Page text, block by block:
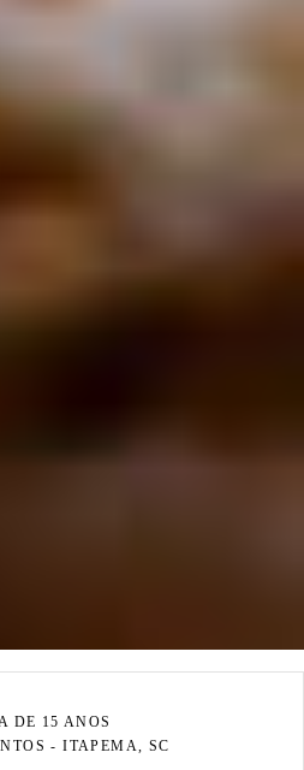
DE 15 ANOS
- ITAPEMA, SC